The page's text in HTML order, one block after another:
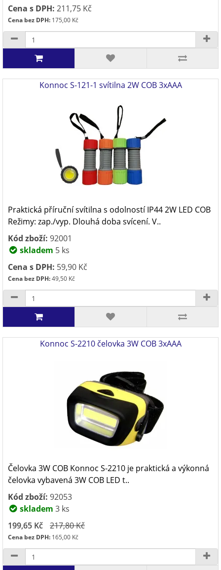
Cena s DPH: 211,75 Kč
Cena bez DPH: 175,00 Kč
Konnoc S-121-1 svítilna 2W COB 3xAAA
Praktická příruční svítilna s odolností IP44 2W LED COB
Režimy: zap./vyp. Dlouhá doba svícení. V..
Kód zboží: 92001
skladem 5 ks
Cena s DPH: 59,90 Kč
Cena bez DPH:49,50 Kč
Konnoc S-2210 čelovka 3W COB 3xAAA
Čelovka 3W COB Konnoc S-2210 je praktická a výkonná
čelovka vybavená 3W COB LED t..
Kód zboží: 92053
skladem 3 ks
199,65 Kč
217,80 Kč
Cena bez DPH: 165,00 Kč